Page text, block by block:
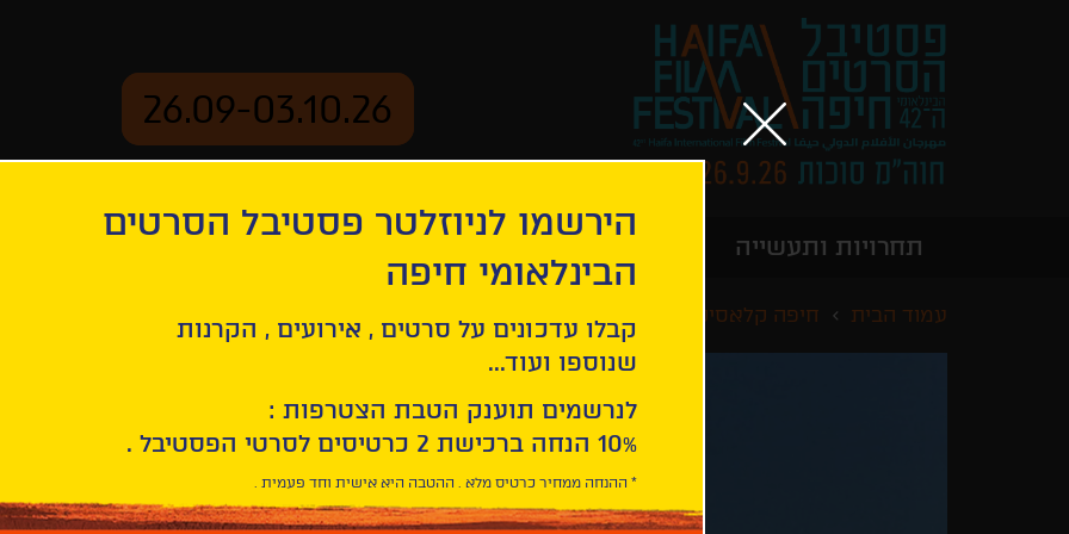
26.09-03.10.26
תחרויות ותעשייה
עמוד הבית חיפה קלאסיקס נוסע עובר בגשם
הירשמו לניוזלטר פסטיבל הסרטים
הבינלאומי חיפה
קבלו עדכונים על סרטים , אירועים , הקרנות
שנוספו ועוד...
לנרשמים תוענק הטבת הצטרפות :
10% הנחה ברכישת 2 כרטיסים לסרטי הפסטיבל .
* ההנחה ממחיר כרטיס מלא . ההטבה היא אישית וחד פעמית .